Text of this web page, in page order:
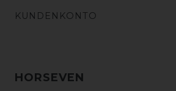
KUNDENKONTO
HORSEVEN